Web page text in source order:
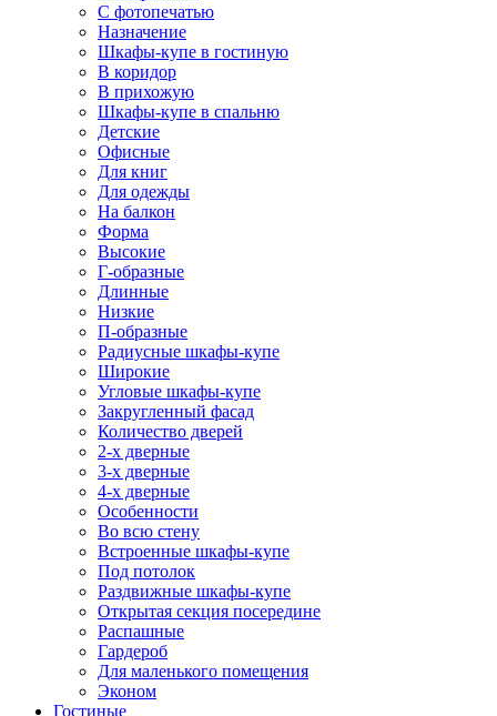
С фотопечатью
Назначение
Шкафы-купе в гостиную
В коридор
В прихожую
Шкафы-купе в спальню
Детские
Офисные
Для книг
Для одежды
На балкон
Форма
Высокие
Г-образные
Длинные
Низкие
П-образные
Радиусные шкафы-купе
Широкие
Угловые шкафы-купе
Закругленный фасад
Количество дверей
2-х дверные
3-х дверные
4-х дверные
Особенности
Во всю стену
Встроенные шкафы-купе
Под потолок
Раздвижные шкафы-купе
Открытая секция посередине
Распашные
Гардероб
Для маленького помещения
Эконом
Гостиные